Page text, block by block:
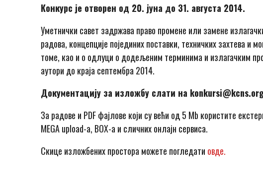
Конкурс је отворен од 20. јуна до 31. августа 2014.
Уметнички савет задржава право промене или замене
радова, концепције појединих поставки, техничких захтева и
томе, као и о одлуци о додељеним терминима и излагачким
аутори до краја септембра 2014.
Документацију за изложбу слати на
За радове и PDF фајлове који су већи од 5 Mb користите
MEGA upload-a, BOX-а и сличних онлајн сервиса.
Скице изложбених простора можете погледати овде.